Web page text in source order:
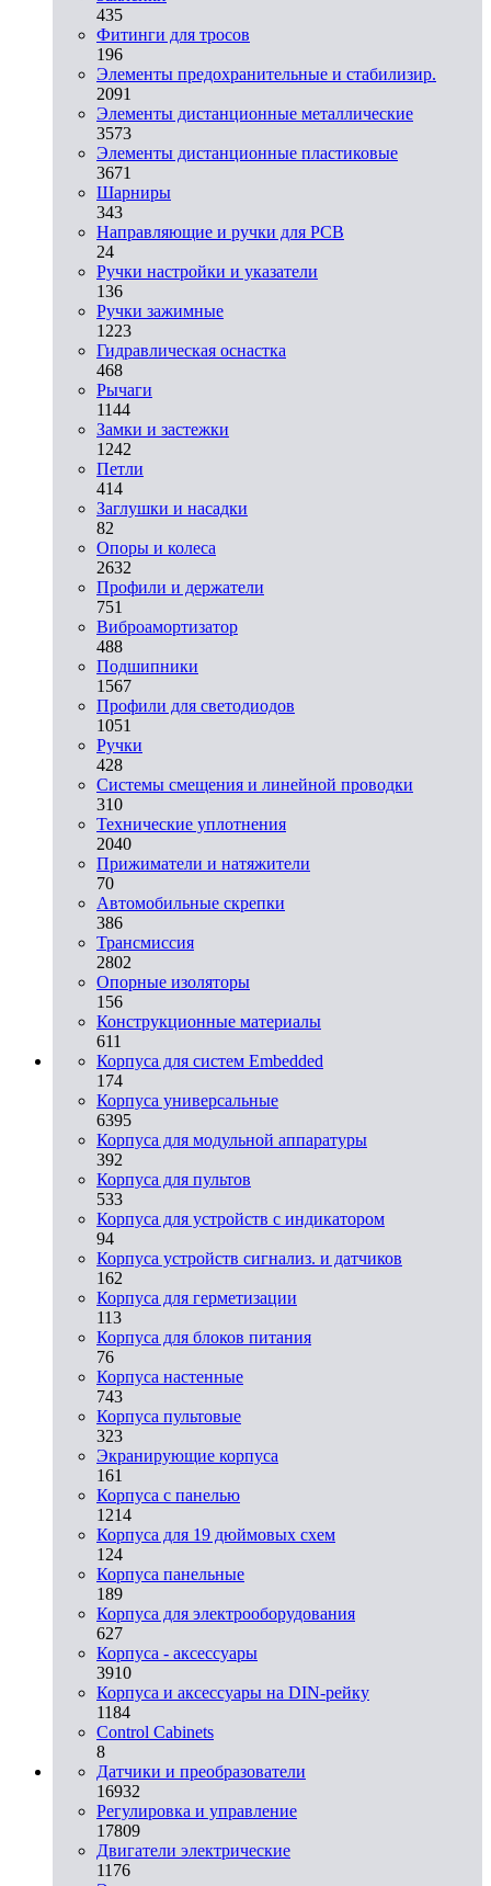
435
Фитинги для тросов
196
Элементы предохранительные и стабилизир.
2091
Элементы дистанционные металлические
3573
Элементы дистанционные пластиковые
3671
Шарниры
343
Направляющие и ручки для PCB
24
Ручки настройки и указатели
136
Ручки зажимные
1223
Гидравлическая оснастка
468
Рычаги
1144
Замки и застежки
1242
Петли
414
Заглушки и насадки
82
Опоры и колеса
2632
Профили и держатели
751
Виброамортизатор
488
Подшипники
1567
Профили для светодиодов
1051
Ручки
428
Системы смещения и линейной проводки
310
Технические уплотнения
2040
Прижиматели и натяжители
70
Автомобильные скрепки
386
Трансмиссия
2802
Опорные изоляторы
156
Конструкционные материалы
611
Корпуса для систем Embedded
174
Корпуса универсальные
6395
Корпуса для модульной аппаратуры
392
Корпуса для пультов
533
Корпуса для устройств с индикатором
94
Корпуса устройств сигнализ. и датчиков
162
Корпуса для герметизации
113
Корпуса для блоков питания
76
Корпуса настенные
743
Корпуса пультовые
323
Экранирующие корпуса
161
Корпуса с панелью
1214
Корпуса для 19 дюймовых схем
124
Корпуса панельные
189
Корпуса для электрооборудования
627
Корпуса - аксессуары
3910
Корпуса и аксессуары на DIN-рейку
1184
Control Cabinets
8
Датчики и преобразователи
16932
Регулировка и управление
17809
Двигатели электрические
1176